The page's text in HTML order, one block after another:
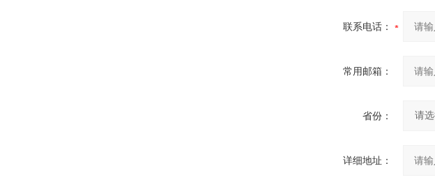
联系电话：
常用邮箱：
省份：
详细地址：